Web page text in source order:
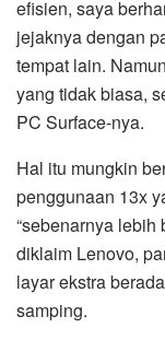
efisien, saya
jejaknya dengan
tempat lain.
yang tidak biasa,
PC Surface-nya.
Hal itu mungkin
penggunaan 13x
“sebenarnya lebih
diklaim Lenovo,
layar ekstra
samping.